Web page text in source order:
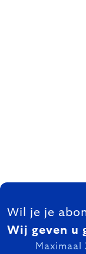
FOOTER
Wil je je
Wij geven u
Maximaal